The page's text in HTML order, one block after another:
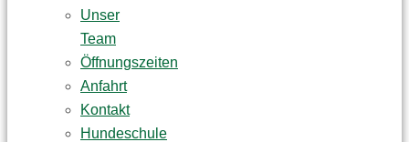
Unser
Team
Öffnungszeiten
Anfahrt
Kontakt
Hundeschule